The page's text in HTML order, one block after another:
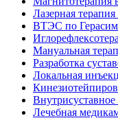
Лазерная
ВТЭС по
Мануальная
Разработка
Локальная
Лечебная